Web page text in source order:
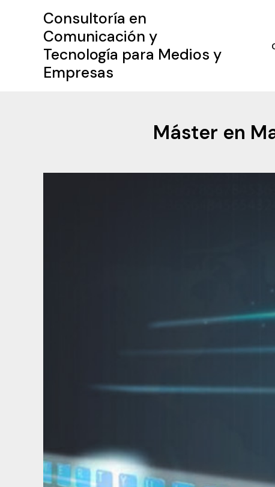
Consultoría en
Comunicación y
Tecnología para Medios y
Empresas
Máster en